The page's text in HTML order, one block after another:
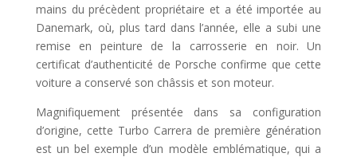
mains du précèdent propriétaire et a été importée au
Danemark, où, plus tard dans l’année, elle a subi une
remise en peinture de la carrosserie en noir. Un
certificat d’authenticité de Porsche confirme que cette
voiture a conservé son châssis et son moteur.
Magnifiquement présentée dans sa configuration
d’origine, cette Turbo Carrera de première génération
est un bel exemple d’un modèle emblématique, qui a